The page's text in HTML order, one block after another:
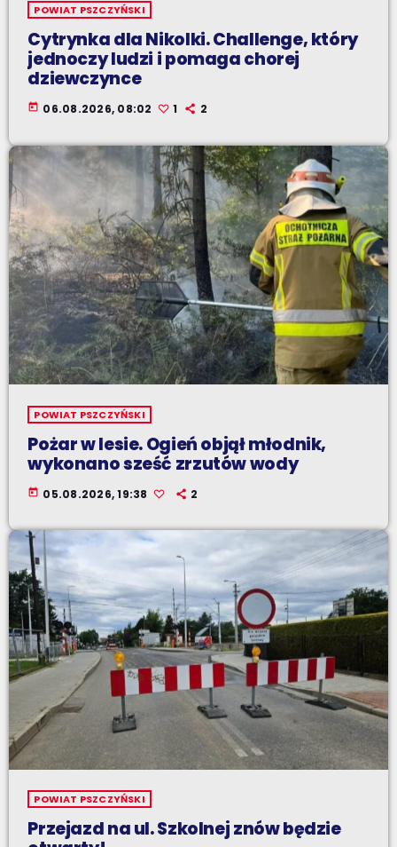
POWIAT PSZCZYŃSKI
Cytrynka dla Nikolki. Challenge, który
jednoczy ludzi i pomaga chorej
dziewczynce
today 06.08.2026, 08:02 1 2
POWIAT PSZCZYŃSKI
Pożar w lesie. Ogień objął młodnik,
wykonano sześć zrzutów wody
today 05.08.2026, 19:38 2
POWIAT PSZCZYŃSKI
Przejazd na ul. Szkolnej znów będzie